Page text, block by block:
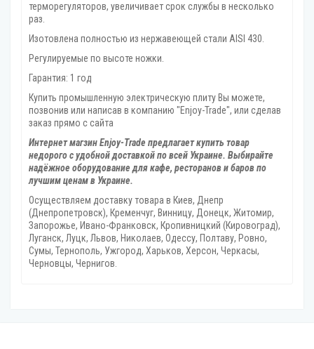
терморегуляторов, увеличивает срок службы в несколько
раз.
Изотовлена полностью из нержавеющей стали AISI 430.
Регулируемые по высоте ножки.
Гарантия: 1 год
Купить промышленную электрическую плиту Вы можете,
позвонив или написав в компанию "Enjoy-Trade", или сделав
заказ прямо с сайта
Интернет магзин Enjoy-Trade предлагает купить товар
недорого с удобной доставкой по всей Украине. Выбирайте
надёжное оборудование для кафе, ресторанов и баров по
лучшим ценам в Украине.
Осуществляем доставку товара в Киев, Днепр
(Днепропетровск), Кременчуг, Винницу, Донецк‎, Житомир,
Запорожье, Ивано-Франковск, Кропивницкий‎ (Кировоград),
Луганск, Луцк, Львов, Николаев, Одессу, Полтаву, Ровно,
Сумы, Тернополь, Ужгород‎, Харьков, Херсон‎, Черкасы,
Черновцы, Чернигов.